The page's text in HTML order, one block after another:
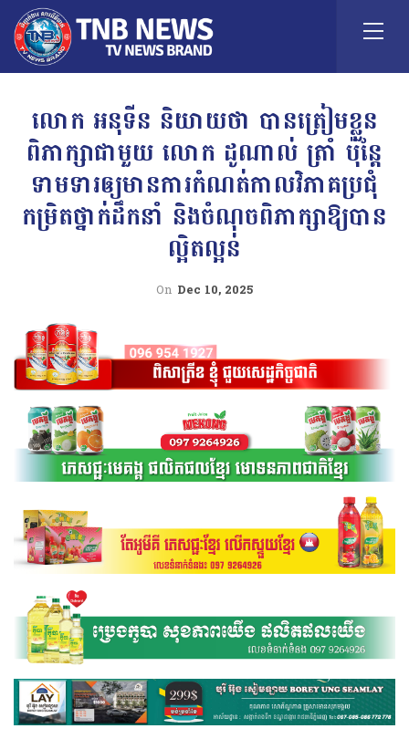
លោក អនុទីន និយាយថា បានត្រៀមខ្លួន
ពិភាក្សាជាមួយ លោក ដូណាល់ ត្រាំ ប៉ុន្តែ
ទាមទារឲ្យមានការកំណត់កាលវិភាគប្រជុំ
កម្រិតថ្នាក់ដឹកនាំ និងចំណុចពិភាក្សាឱ្យបាន
ល្អិតល្អន់
On Dec 10, 2025